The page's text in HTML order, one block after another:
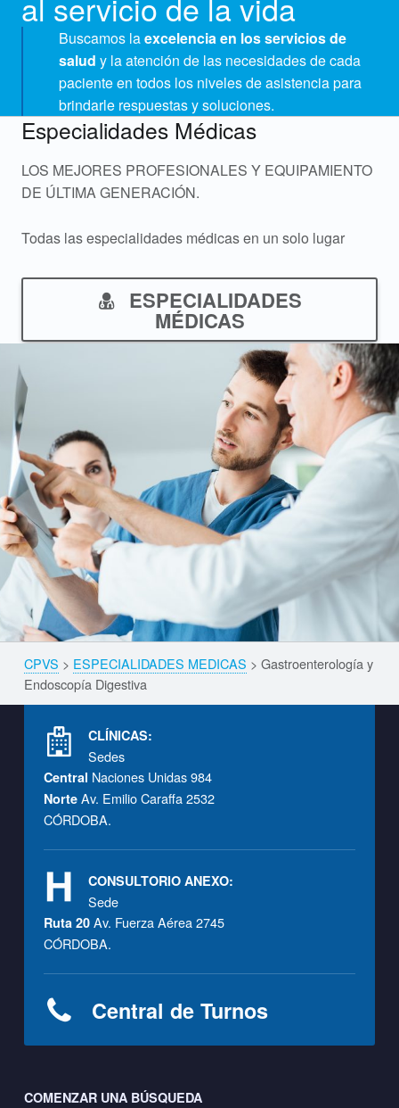
Buscamos laexcelencia en los servicios de
salud y la atención de las necesidades de cada
paciente en todos los niveles de asistencia para
brindarle respuestas y soluciones.
Especialidades Médicas
LOS MEJORES PROFESIONALES Y EQUIPAMIENTO
DE ÚLTIMA GENERACIÓN.
Todas las especialidades médicas en un solo lugar
ESPECIALIDADES
MÉDICAS
Breadcrumbs navigation
CPVS > ESPECIALIDADES MEDICAS > Gastroenterología y
Endoscopía Digestiva
CLÍNICAS:
Sedes
Central Naciones Unidas 984
Norte Av. Emilio Caraffa 2532
CÓRDOBA.
CONSULTORIO ANEXO:
Sede
Ruta 20Av. Fuerza Aérea 2745
CÓRDOBA.
Central de Turnos
COMENZAR UNA BÚSQUEDA